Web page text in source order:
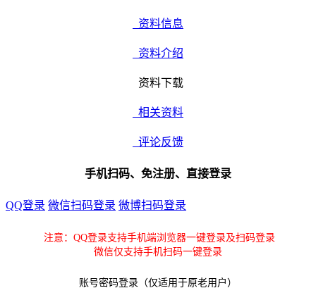
资料信息
资料介绍
资料下载
相关资料
评论反馈
手机扫码、免注册、直接登录
QQ登录 微信扫码登录 微博扫码登录
注意：QQ登录支持手机端浏览器一键登录及扫码登录
微信仅支持手机扫码一键登录
账号密码登录（仅适用于原老用户）